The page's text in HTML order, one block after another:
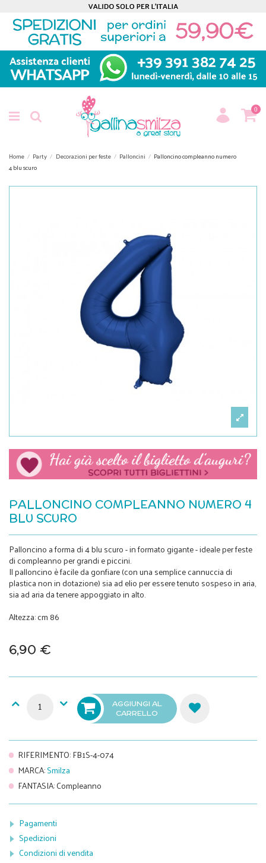
0
Home Party Decorazioni per feste Palloncini
Palloncino compleanno numero
4 blu scuro
PALLONCINO COMPLEANNO NUMERO 4
BLU SCURO
Palloncino a forma di 4 blu scuro - in formato gigante - ideale per feste
di compleanno per grandi e piccini.
Il palloncino è facile da gonfiare (con una semplice cannuccia di
plastica non in dotazione) sia ad elio per essere tenuto sospeso in aria,
sia ad aria da tenere appoggiato in alto.
Altezza: cm 86
6,90 €
AGGIUNGI AL
CARRELLO
RIFERIMENTO:FB1S-4-074
MARCA:Smilza
FANTASIA:Compleanno
Pagamenti
Spedizioni
Condizioni di vendita